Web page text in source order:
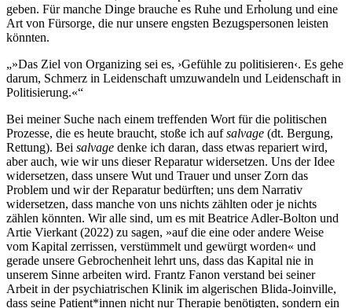
geben. Für manche Dinge brauche es Ruhe und Erholung und eine
Art von Fürsorge, die nur unsere engsten Bezugspersonen leisten
könnten.
»Das Ziel von Organizing sei es, ›Gefühle zu politisieren‹. Es gehe
darum, Schmerz in Leidenschaft umzuwandeln und Leidenschaft in
Politisierung.«
Bei meiner Suche nach einem treffenden Wort für die politischen
Prozesse, die es heute braucht, stoße ich aufsalvage (dt. Bergung,
Rettung). Bei salvage denke ich daran, dass etwas repariert wird,
aber auch, wie wir uns dieser Reparatur widersetzen. Uns der Idee
widersetzen, dass unsere Wut und Trauer und unser Zorn das
Problem und wir der Reparatur bedürften; uns dem Narrativ
widersetzen, dass manche von uns nichts zählten oder je nichts
zählen könnten. Wir alle sind, um es mit Beatrice Adler-Bolton und
Artie Vierkant (2022) zu sagen, »auf die eine oder andere Weise
vom Kapital zerrissen, verstümmelt und gewürgt worden« und
gerade unsere Gebrochenheit lehrt uns, dass das Kapital nie in
unserem Sinne arbeiten wird. Frantz Fanon verstand bei seiner
Arbeit in der psychiatrischen Klinik im algerischen Blida-Joinville,
dass seine Patient*innen nicht nur Therapie benötigten, sondern ein